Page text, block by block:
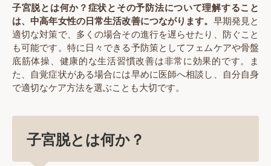
子宮脱とは何か？症状とその予防法について理解すること
は、中高年女性の日常生活改善につながります。 早期発見と
適切な対策で、多くの場合その進行を遅らせたり、防ぐこと
も可能です。特に日々できる予防策としてフェムケアや骨盤
底筋体操、健康的な生活習慣改善は非常に効果的です。ま
た、自覚症状がある場合には早めに医師へ相談し、自分自身
で適切なケア方法を選ぶことも大切です。
子宮脱とは何か？